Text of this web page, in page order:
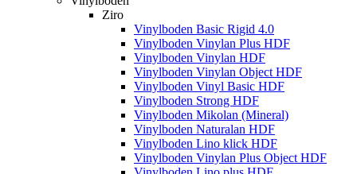
Ziro
Vinylboden Basic Rigid 4.0
Vinylboden Vinylan Plus HDF
Vinylboden Vinylan HDF
Vinylboden Vinylan Object HDF
Vinylboden Vinyl Basic HDF
Vinylboden Strong HDF
Vinylboden Mikolan (Mineral)
Vinylboden Naturalan HDF
Vinylboden Lino klick HDF
Vinylboden Vinylan Plus Object HDF